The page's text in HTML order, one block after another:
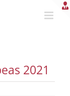
2021